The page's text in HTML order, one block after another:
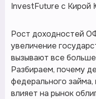
InvestFuture с Кирой
Рост доходностей
увеличение
вызывают все
Разбираем, почему
федерального
влияет на рынок